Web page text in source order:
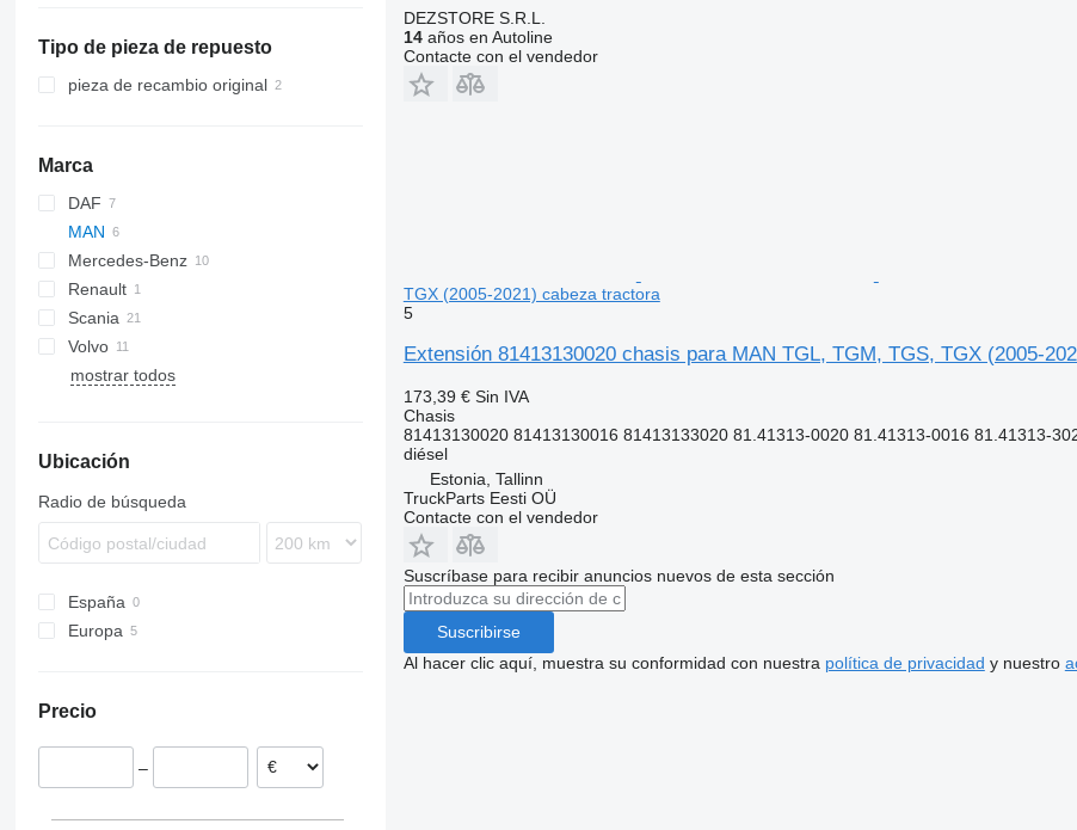
Tipo de pieza de repuesto
pieza de recambio original
Marca
DAF
CF
XF
XG
MAN
TGL
TGM
TGS
TGX
TGX 18.440
Mercedes-Benz
Actros
Antos
Arocs
Econic
Renault
Scania
P-series
R-series
Volvo
FH
mostrar todos
Ubicación
Radio de búsqueda
España
Europa
Bélgica
Precio
–
DEZSTORE S.R.L.
14años en Autoline
Contacte con el vendedor
TGX (2005-2021) cabeza tractora
5
Extensión 81413130020 chasis para MAN TGL, TGM, TGS, TGX (2005-
173,39 € Sin IVA
Chasis
81413130020 81413130016 81413133020 81.41313-0020 81.41313-0016 81.41313-
diésel
Estonia, Tallinn
TruckParts Eesti OÜ
Contacte con el vendedor
Suscríbase para recibir anuncios nuevos de esta sección
Suscribirse
Al hacer clic aquí, muestra su conformidad con nuestra política de privacidad y nuestro